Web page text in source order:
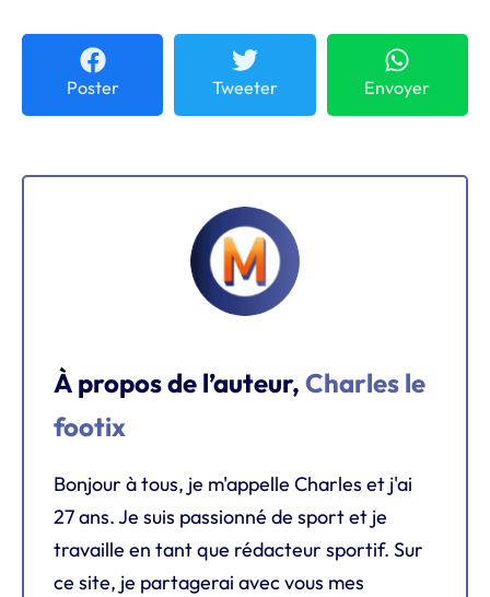
Poster Tweeter Envoyer
À propos de l’auteur, Charles le
footix
Bonjour à tous, je m'appelle Charles et j'ai
27 ans. Je suis passionné de sport et je
travaille en tant que rédacteur sportif. Sur
ce site, je partagerai avec vous mes